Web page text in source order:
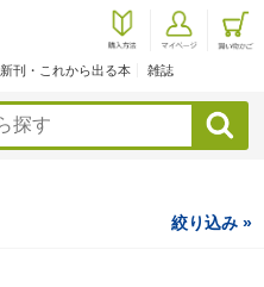
新刊・これから出る本 雑誌
検索
絞り込み »